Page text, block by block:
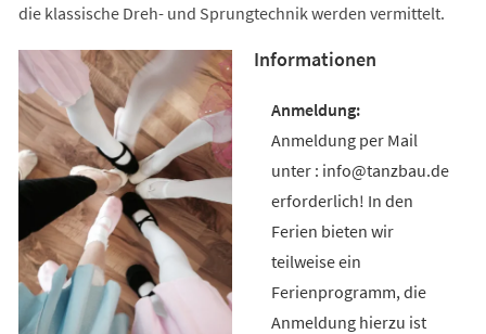
die klassische Dreh- und Sprungtechnik werden vermittelt.
Informationen
Anmeldung per Mail
unter : info@tanzbau.de
erforderlich! In den
Ferien bieten wir
teilweise ein
Ferienprogramm, die
Anmeldung hierzu ist